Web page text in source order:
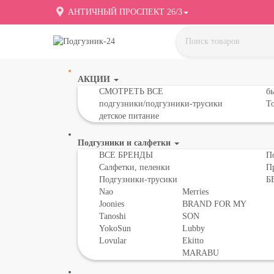
АНТИЧНЫЙ ПРОСПЕКТ 26/3
АКЦИИ
СМОТРЕТЬ ВСЕ
подгузники/подгузники-трусики
детское питание
Подгузники и салфетки
ВСЕ БРЕНДЫ
Салфетки, пеленки
Подгузники-трусики
Nao
Joonies
Tanoshi
YokoSun
Lovular
Merries
BRAND FOR MY
SON
Lubby
Ekitto
MARABU